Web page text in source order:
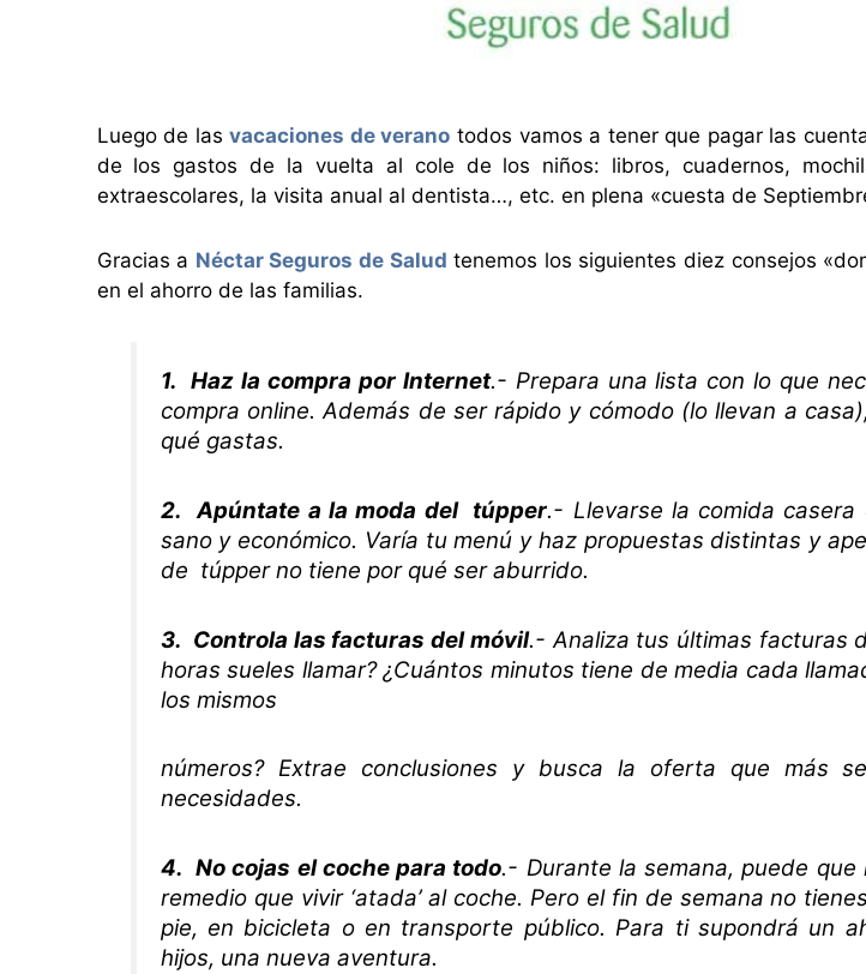
Luego de lasvacaciones de verano todos vamos a tener que pagar las
de los gastos de la vuelta al cole de los niños: libros, cuadernos,
extraescolares, la visita anual al dentista…, etc. en plena «cuesta de
Gracias a Néctar Seguros de Salud tenemos los siguientes diez consejos
en el ahorro de las familias.
1. Haz la compra por Internet.- Prepara una lista con lo que
compra online. Además de ser rápido y cómodo (lo llevan a
qué gastas.
2. Apúntate a la moda del túpper.- Llevarse la comida casera
sano y económico. Varía tu menú y haz propuestas distintas y
de túpper no tiene por qué ser aburrido.
3. Controla las facturas del móvil.- Analiza tus últimas facturas
horas sueles llamar? ¿Cuántos minutos tiene de media cada
los mismos
números? Extrae conclusiones y busca la oferta que más
necesidades.
4. No cojas el coche para todo.- Durante la semana, puede que
remedio que vivir ‘atada’ al coche. Pero el fin de semana no
pie, en bicicleta o en transporte público. Para ti supondrá un
hijos, una nueva aventura.